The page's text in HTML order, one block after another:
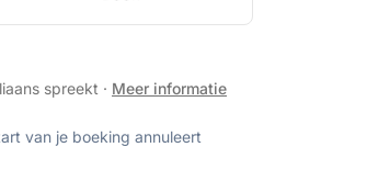
spreekt · Meer informatie
van je boeking annuleert